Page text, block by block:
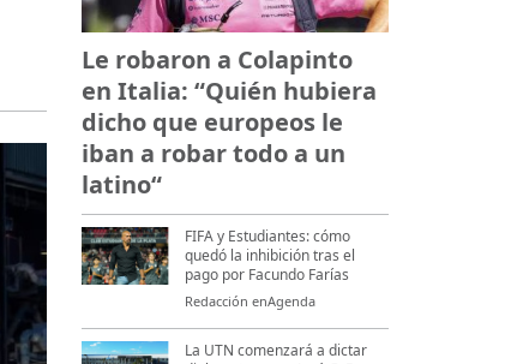
Le robaron a Colapinto
en Italia: “Quién hubiera
dicho que europeos le
iban a robar todo a un
latino“
FIFA y Estudiantes: cómo
quedó la inhibición tras el
pago por Facundo Farías
Redacción enAgenda
La UTN comenzará a dictar